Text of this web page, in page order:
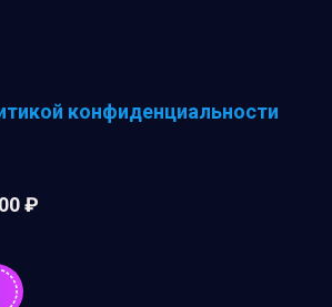
конфиденциальности
₽